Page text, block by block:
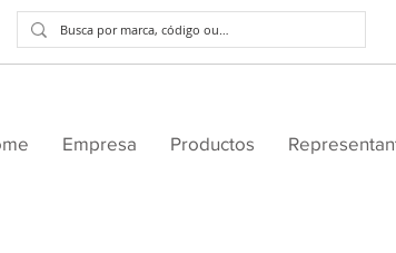
Empresa Productos